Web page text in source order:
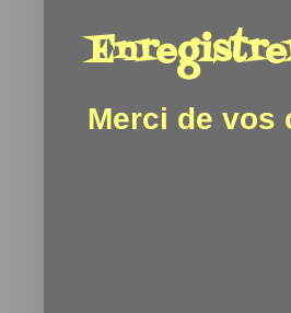
Merci de vos